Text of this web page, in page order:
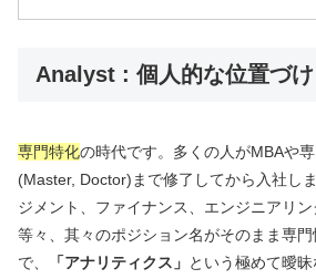
Analyst : 個人的な位置づけ
専門特化の時代です。多くの人がMBAや
(Master, Doctor)まで修了してから入社し
ジメント、ファイナンス、エンジニアリ
等々、其々のポジション名がそのまま専
で、
「アナリティクス」 という極めて曖